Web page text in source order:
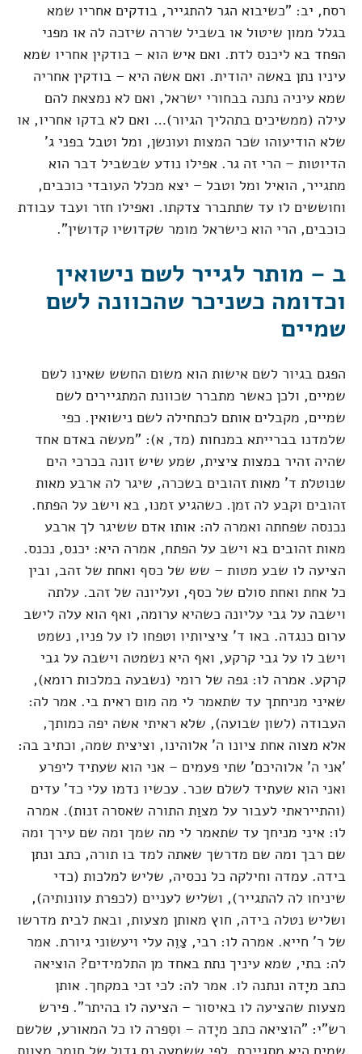
רסח, יב: "כשיבוא הגר להתגייר, בודקים אחריו שמא
בגלל ממון שיטול או בשביל שררה שיזכה לה או מפני
הפחד בא ליכנס לדת. ואם איש הוא – בודקין אחריו שמא
עיניו נתן באשה יהודית. ואם אשה היא – בודקין אחריה
שמא עיניה נתנה בבחורי ישראל, ואם לא נמצאת להם
עילה (ממשיכים בתהליך הגיור)… ואם לא בדקו אחריו, או
שלא הודיעוהו שכר המצות ועונשן, ומל וטבל בפני ג'
הדיוטות – הרי זה גר. אפילו נודע שבשביל דבר הוא
מתגייר, הואיל ומל וטבל – יצא מכלל העובדי כוכבים,
וחוששים לו עד שתתברר צדקתו. ואפילו חזר ועבד עבודת
כוכבים, הרי הוא כישראל מומר שקדושיו קדושין".
ב – מותר לגייר לשם נישואין
וכדומה כשניכר שהכוונה לשם
שמיים
הפגם בגיור לשם אישות הוא משום החשש שאינו לשם
שמיים, ולכן כאשר מתברר שכוונת המתגיירים לשם
שמיים, מקבלים אותם לכתחילה לשם נישואין. כפי
שלמדנו בברייתא במנחות (מד, א): "מעשה באדם אחד
שהיה זהיר במצות ציצית, שמע שיש זונה בכרכי הים
שנוטלת ד' מאות זהובים בשכרה, שיגר לה ארבע מאות
זהובים וקבע לה זמן. כשהגיע זמנו, בא וישב על הפתח.
נכנסה שפחתה ואמרה לה: אותו אדם ששיגר לך ארבע
מאות זהובים בא וישב על הפתח, אמרה היא: יכנס, נכנס.
הציעה לו שבע מטות – שש של כסף ואחת של זהב, ובין
כל אחת ואחת סולם של כסף, ועליונה של זהב. עלתה
וישבה על גבי עליונה כשהיא ערומה, ואף הוא עלה לישב
ערום כנגדה. באו ד' ציציותיו וטפחו לו על פניו, נשמט
וישב לו על גבי קרקע, ואף היא נשמטה וישבה על גבי
קרקע. אמרה לו: גפה של רומי (נשבעה במלכות רומא),
שאיני מניחתך עד שתאמר לי מה מום ראית בי. אמר לה:
העבודה (לשון שבועה), שלא ראיתי אשה יפה כמותך,
אלא מצוה אחת ציונו ה' אלוהינו, וציצית שמה, וכתיב בה:
'אני ה' אלוהיכם' שתי פעמים – אני הוא שעתיד ליפרע
ואני הוא שעתיד לשלם שכר. עכשיו נדמו עלי כד' עדים
(והתייראתי לעבור על מצוַת התורה שאסרה זנות). אמרה
לו: איני מניחך עד שתאמר לי מה שמך ומה שם עירך ומה
שם רבך ומה שם מדרשך שאתה למד בו תורה, כתב ונתן
בידה. עמדה וחילקה כל נכסיה, שליש למלכות (כדי
שיניחו לה להתגייר), ושליש לעניים (לכפרת עוונותיה),
ושליש נטלה בידה, חוץ מאותן מצעות, ובאת לבית מדרשו
של ר' חייא. אמרה לו: רבי, צַוֵה עלי ויעשוני גיורת. אמר
לה: בתי, שמא עיניך נתת באחד מן התלמידים? הוציאה
כתב מיָדה ונתנה לו. אמר לה: לכי זכי במקחך. אותן
מצעות שהציעה לו באיסור – הציעה לו בהיתר". פירש
רש"י: "הוציאה כתב מיָדה – וסִפרה לו כל המאורע, שלשם